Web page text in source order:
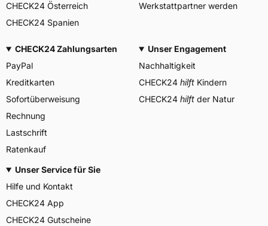
CHECK24 Österreich
CHECK24 Spanien
Werkstattpartner werden
CHECK24 Zahlungsarten
PayPal
Kreditkarten
Sofortüberweisung
Rechnung
Lastschrift
Ratenkauf
Unser Engagement
Nachhaltigkeit
CHECK24 hilft Kindern
CHECK24 hilft der Natur
Unser Service für Sie
Hilfe und Kontakt
CHECK24 App
CHECK24 Gutscheine